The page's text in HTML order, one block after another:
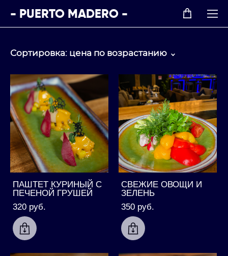
- PUERTO MADERO -
Сортировка: цена по возрастанию
ПАШТЕТ КУРИНЫЙ С
ПЕЧЕНОЙ ГРУШЕЙ
320 pуб.
СВЕЖИЕ ОВОЩИ И
ЗЕЛЕНЬ
350 pуб.